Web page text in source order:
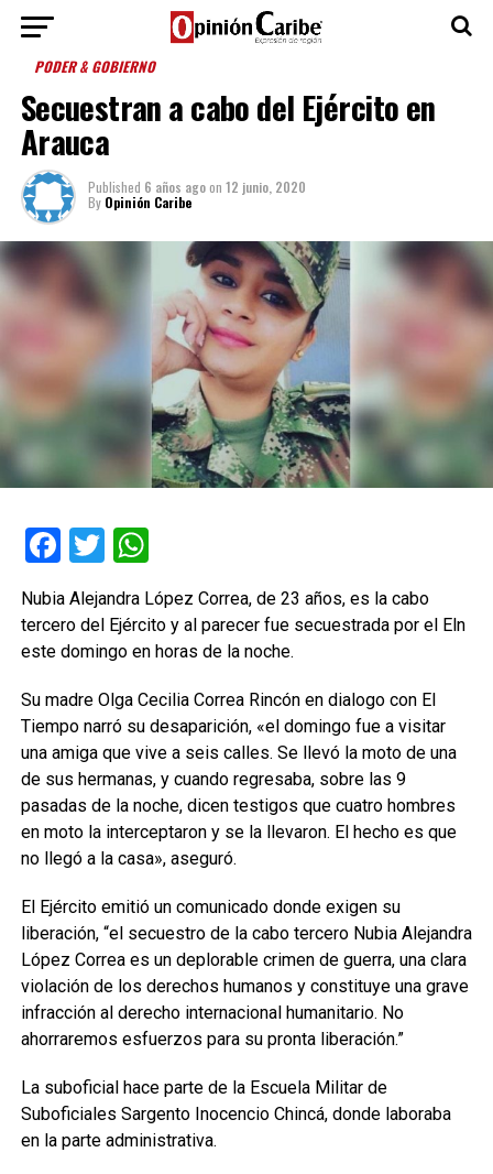
PODER & GOBIERNO
Secuestran a cabo del Ejército en
Arauca
Published 6 años agoon 12 junio, 2020
By Opinión Caribe
Facebook
TwitterWhatsApp
Nubia Alejandra López Correa, de 23 años, es la cabo
tercero del Ejército y al parecer fue secuestrada por el Eln
este domingo en horas de la noche.
Su madre Olga Cecilia Correa Rincón en dialogo con El
Tiempo narró su desaparición, «el domingo fue a visitar
una amiga que vive a seis calles. Se llevó la moto de una
de sus hermanas, y cuando regresaba, sobre las 9
pasadas de la noche, dicen testigos que cuatro hombres
en moto la interceptaron y se la llevaron. El hecho es que
no llegó a la casa», aseguró.
El Ejército emitió un comunicado donde exigen su
liberación, “el secuestro de la cabo tercero Nubia Alejandra
López Correa es un deplorable crimen de guerra, una clara
violación de los derechos humanos y constituye una grave
infracción al derecho internacional humanitario. No
ahorraremos esfuerzos para su pronta liberación.”
La suboficial hace parte de la Escuela Militar de
Suboficiales Sargento Inocencio Chincá, donde laboraba
en la parte administrativa.